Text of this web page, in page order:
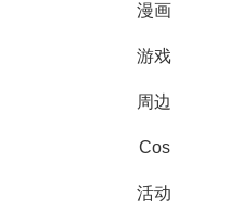
漫画
游戏
周边
Cos
活动